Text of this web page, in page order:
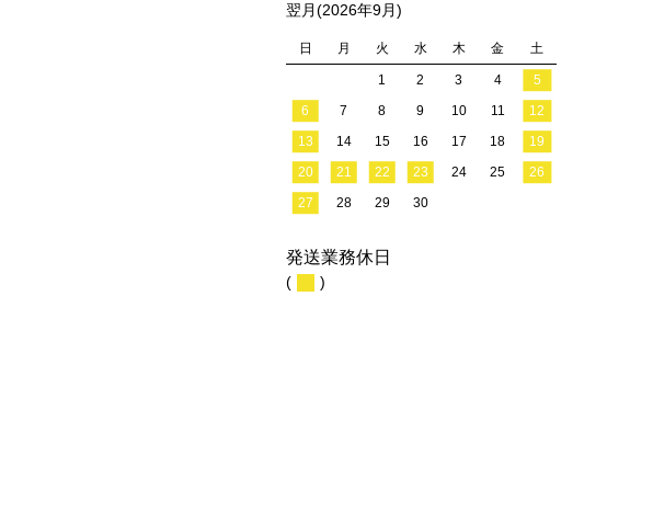
翌月(2026年9月)
日 月 火 水 木 金 土
1 2 3 4
5
6
7 8 9 10 11
12
13
14 15 16 17 18
19
20
21 22 23 24 25
26
27
28 29 30
発送業務休日
( )